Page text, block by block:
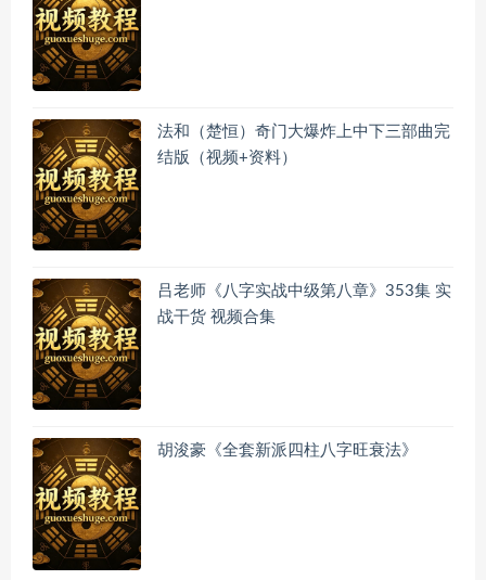
法和（楚恒）奇门大爆炸上中下三部曲完
结版（视频+资料）
吕老师《八字实战中级第八章》353集 实
战干货 视频合集
胡浚豪《全套新派四柱八字旺衰法》